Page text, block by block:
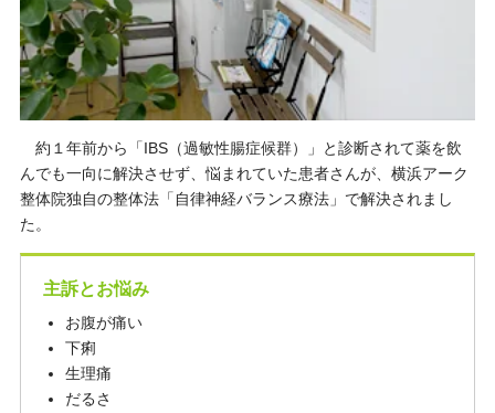
約１年前から「IBS（過敏性腸症候群）」と診断されて薬を飲
んでも一向に解決させず、悩まれていた患者さんが、横浜アーク
整体院独自の整体法「自律神経バランス療法」で解決されまし
た。
主訴とお悩み
お腹が痛い
下痢
生理痛
だるさ